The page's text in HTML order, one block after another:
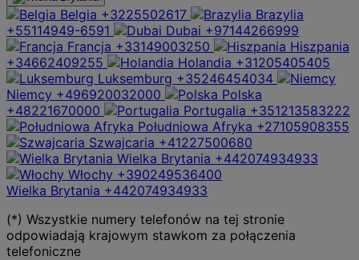
Belgia +3225502617
Brazylia
+55114949-6591
Dubai +97144266999
Francja +33149003250
Hiszpania
+34662409255
Holandia +31205405405
Luksemburg +35246454034
Niemcy +496920032000
Polska
+48221670000
Portugalia +351213583222
Południowa Afryka +27105908355
Szwajcaria +41227500680
Wielka Brytania +442074934933
Włochy +390249536400
Wielka Brytania +442074934933
(*) Wszystkie numery telefonów na tej stronie
odpowiadają krajowym stawkom za połączenia
telefoniczne